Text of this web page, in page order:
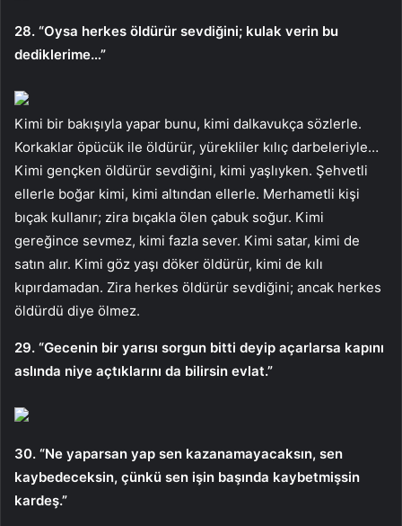
28. “Oysa herkes öldürür sevdiğini; kulak verin bu
dediklerime…”
Kimi bir bakışıyla yapar bunu, kimi dalkavukça sözlerle.
Korkaklar öpücük ile öldürür, yürekliler kılıç darbeleriyle…
Kimi gençken öldürür sevdiğini, kimi yaşlıyken. Şehvetli
ellerle boğar kimi, kimi altından ellerle. Merhametli kişi
bıçak kullanır; zira bıçakla ölen çabuk soğur. Kimi
gereğince sevmez, kimi fazla sever. Kimi satar, kimi de
satın alır. Kimi göz yaşı döker öldürür, kimi de kılı
kıpırdamadan. Zira herkes öldürür sevdiğini; ancak herkes
öldürdü diye ölmez.
29. “Gecenin bir yarısı sorgun bitti deyip açarlarsa kapını
aslında niye açtıklarını da bilirsin evlat.”
30. “Ne yaparsan yap sen kazanamayacaksın, sen
kaybedeceksin, çünkü sen işin başında kaybetmişsin
kardeş.”